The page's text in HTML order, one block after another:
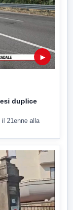
▶
duplice
il 21enne alla